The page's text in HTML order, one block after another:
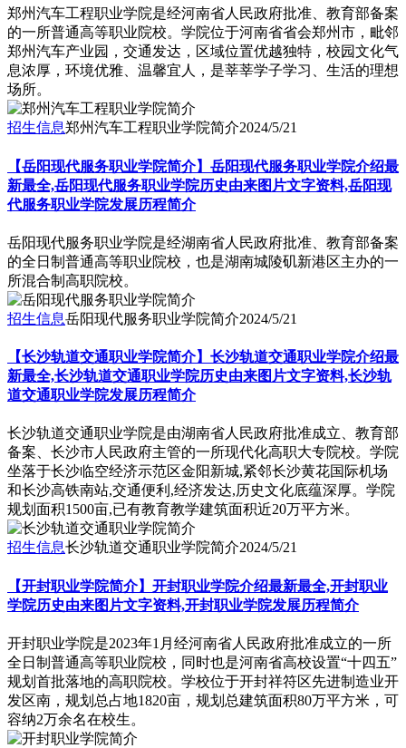
郑州汽车工程职业学院是经河南省人民政府批准、教育部备案
的一所普通高等职业院校。学院位于河南省省会郑州市，毗邻
郑州汽车产业园，交通发达，区域位置优越独特，校园文化气
息浓厚，环境优雅、温馨宜人，是莘莘学子学习、生活的理想
场所。
招生信息郑州汽车工程职业学院简介2024/5/21
【岳阳现代服务职业学院简介】岳阳现代服务职业学院介绍最
新最全,岳阳现代服务职业学院历史由来图片文字资料,岳阳现
代服务职业学院发展历程简介
岳阳现代服务职业学院是经湖南省人民政府批准、教育部备案
的全日制普通高等职业院校，也是湖南城陵矶新港区主办的一
所混合制高职院校。
招生信息岳阳现代服务职业学院简介2024/5/21
【长沙轨道交通职业学院简介】长沙轨道交通职业学院介绍最
新最全,长沙轨道交通职业学院历史由来图片文字资料,长沙轨
道交通职业学院发展历程简介
​长沙轨道交通职业学院是由湖南省人民政府批准成立、教育部
备案、长沙市人民政府主管的一所现代化高职大专院校。学院
坐落于长沙临空经济示范区金阳新城,紧邻长沙黄花国际机场
和长沙高铁南站,交通便利,经济发达,历史文化底蕴深厚。学院
规划面积1500亩,已有教育教学建筑面积近20万平方米。
招生信息长沙轨道交通职业学院简介2024/5/21
【开封职业学院简介】开封职业学院介绍最新最全,开封职业
学院历史由来图片文字资料,开封职业学院发展历程简介
开封职业学院是2023年1月经河南省人民政府批准成立的一所
全日制普通高等职业院校，同时也是河南省高校设置“十四五”
规划首批落地的高职院校。学校位于开封祥符区先进制造业开
发区南，规划总占地1820亩，规划总建筑面积80万平方米，可
容纳2万余名在校生。